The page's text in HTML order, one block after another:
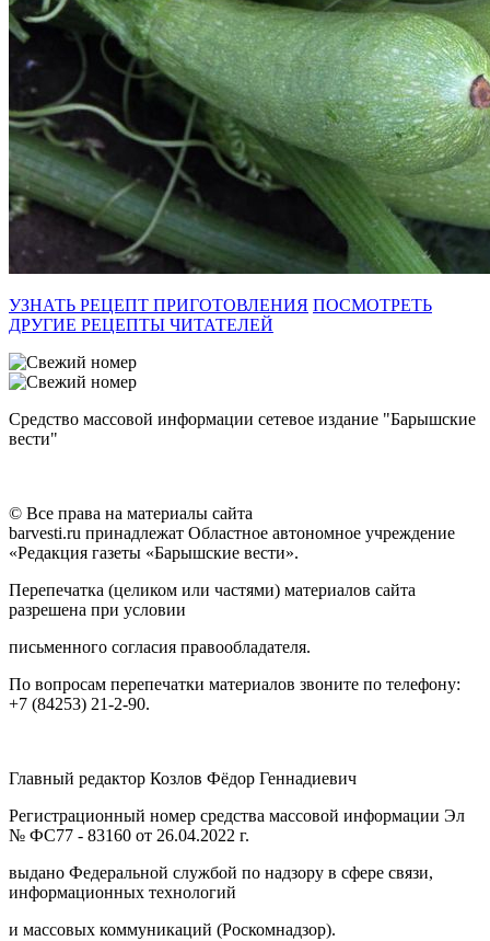
УЗНАТЬ РЕЦЕПТ ПРИГОТОВЛЕНИЯ ПОСМОТРЕТЬ
ДРУГИЕ РЕЦЕПТЫ ЧИТАТЕЛЕЙ
Средство массовой информации сетевое издание "Барышские
вести"
© Все права на материалы сайта
barvesti.ru принадлежат Областное автономное учреждение
«Редакция газеты «Барышские вести».
Перепечатка (целиком или частями) материалов сайта
разрешена при условии
письменного согласия правообладателя.
По вопросам перепечатки материалов звоните по телефону:
+7 (84253) 21-2-90.
Главный редактор Козлов Фёдор Геннадиевич
Регистрационный номер средства массовой информации Эл
№ ФС77 - 83160 от 26.04.2022 г.
выдано Федеральной службой по надзору в сфере связи,
информационных технологий
и массовых коммуникаций (Роскомнадзор).